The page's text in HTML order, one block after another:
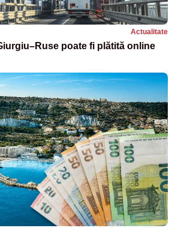
Actualitate
poate fi plătită online